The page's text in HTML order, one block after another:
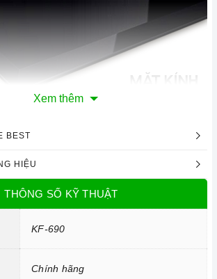
kính chịu lực, chịu nhiệt
lửa bằng đồng 2 Horisun
bằng pin IC 1.5V
Xem thêm
BEST
HIỆU
THÔNG SỐ KỸ THUẬT
KF-690
Chính hãng